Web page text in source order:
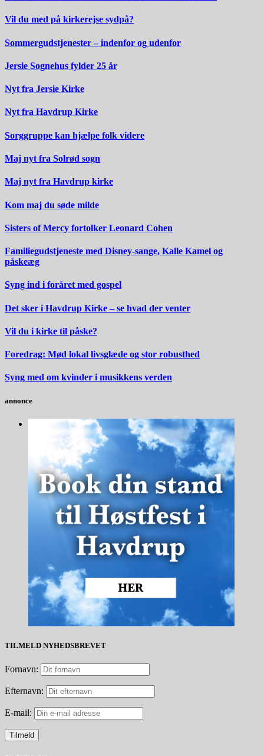
Vil du med på kirkerejse sydpå?
Sommergudstjenester – indenfor og udenfor
Jersie Sognehus fylder 25 år
Nyt fra Jersie Kirke
Nyt fra Havdrup Kirke
Sorggruppe kan hjælpe folk videre
Maj nyt fra Solrød sogn
Maj nyt fra Havdrup kirke
Kom maj du søde milde
Sisters of Mercy fortolker Leonard Cohen
Familiegudstjeneste med Disney-sange, Kalle Kamel og
påskeæg
Syng ind i foråret med gospel
Det sker i Havdrup Kirke – se hvad der venter
Vil du i kirke til påske?
Foredrag: Mød lokal livsglæde og stor robusthed
Syng med om kvinder i musikkens verden
annonce
TILMELD NYHEDSBREVET
Fornavn:
Efternavn:
E-mail: